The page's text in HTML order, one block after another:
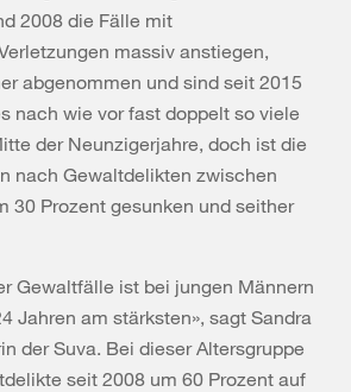
2008 die Fälle mit
massiv anstiegen,
abgenommen und sind seit 2015
nach wie vor fast doppelt so viele
der Neunzigerjahre, doch ist die
nach Gewaltdelikten zwischen
30 Prozent gesunken und seither
Gewaltfälle ist bei jungen Männern
Jahren am stärksten», sagt Sandra
der Suva. Bei dieser Altersgruppe
seit 2008 um 60 Prozent auf